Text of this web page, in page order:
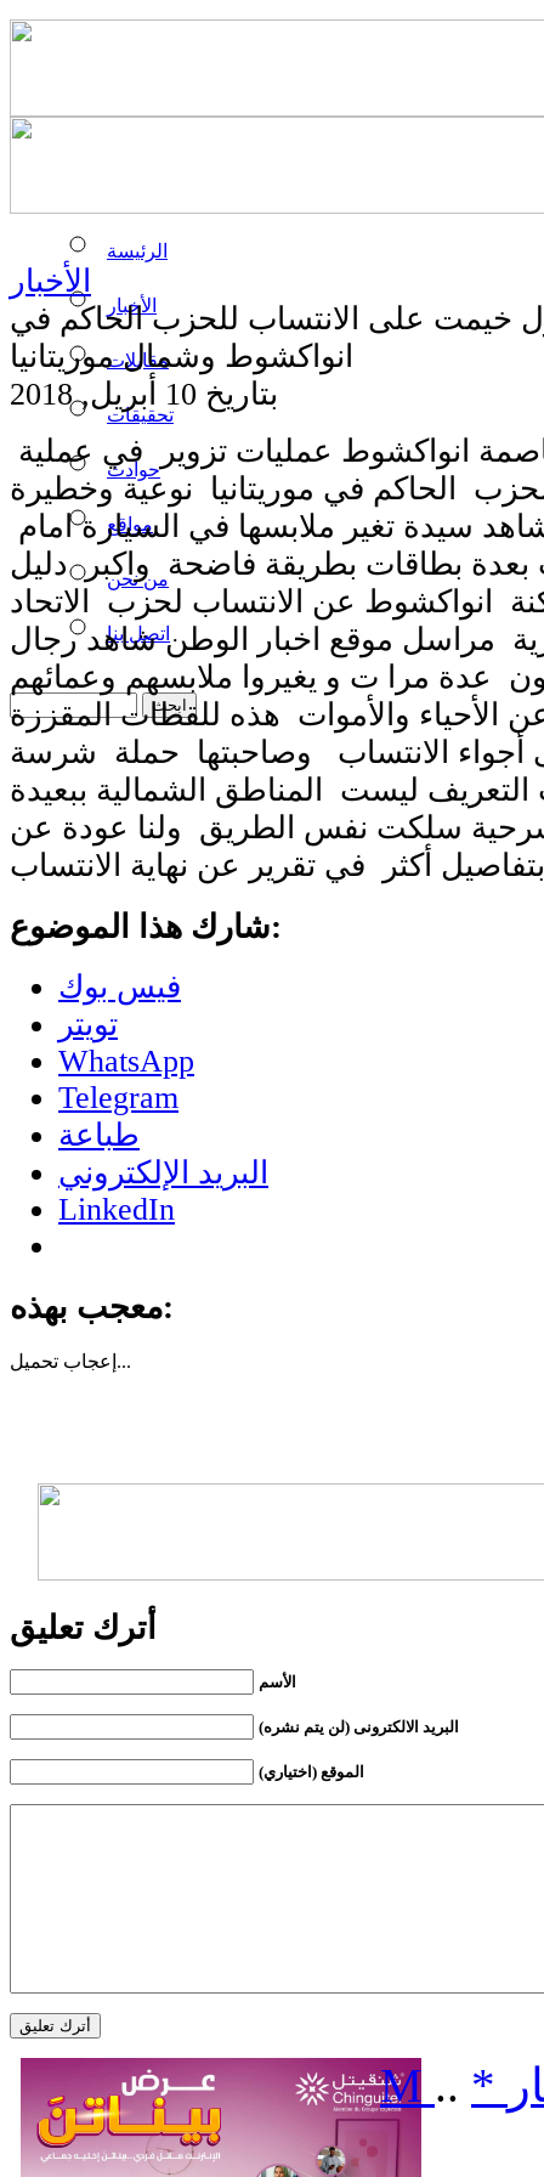
الرئيسة
الأخبار
مقابلات
تحقيقات
حوادث
مواقع
من نحن
اتصل بنا
الأخبار
خيمت على الانتساب للحزب الحاكم في
انواكشوط وشمال موريتانيا
بتاريخ 10 أبريل, 2018
انواكشوط عمليات تزوير في عملية
الحاكم في موريتانيا نوعية وخطيرة
سيدة تغير ملابسها في السيارة امام
بطاقات بطريقة فاضحة واكبر دليل
انواكشوط عن الانتساب لحزب الاتحاد
مراسل موقع اخبار الوطن شاهد رجال
عدة مرا ت و يغيروا ملابسهم وعمائهم
الأحياء والأموات هذه للقطات المقززة
الانتساب وصاحبتها حملة شرسة
ليست المناطق الشمالية ببعيدة
سلكت نفس الطريق ولنا عودة عن
شارك هذا الموضوع:
فيس بوك
تويتر
WhatsApp
Telegram
طباعة
البريد الإلكتروني
LinkedIn
معجب بهذه:
إعجاب تحميل...
أترك تعليق
الأسم
البريد الالكترونى (لن يتم نشره)
الموقع (اختياري)
M .. *